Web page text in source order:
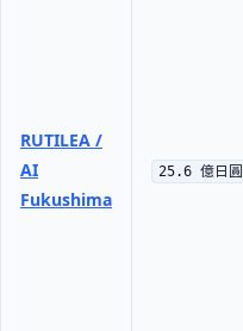
RUTILEA /
AI
Fukushima
25.6 億日圓